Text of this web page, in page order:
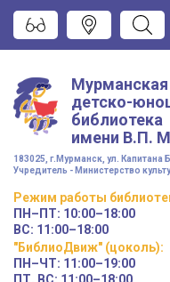
детско-
библиотека
имени В.П.
183025, г.Мурманск, ул. Капитана
Учредитель - Министерство
Режим работы
ПН–ПТ: 10:00–18:00
ВС: 11:00–18:00
"БиблиоДвиж" (цоколь):
ПН–ЧТ: 11:00–19:00
ПТ, ВС: 11:00–18:00